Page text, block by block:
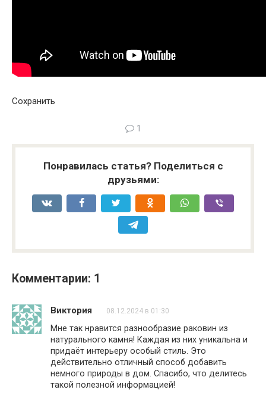
Сохранить
1
Понравилась статья? Поделиться с
друзьями:
Комментарии: 1
Виктория 08.12.2024 в 01:30
Мне так нравится разнообразие раковин из
натурального камня! Каждая из них уникальна и
придаёт интерьеру особый стиль. Это
действительно отличный способ добавить
немного природы в дом. Спасибо, что делитесь
такой полезной информацией!